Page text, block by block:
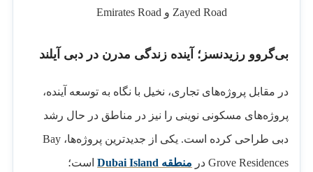
Zayed Road و Emirates Road
بی‌گروو رزیدنسز؛ آینده زندگی مدرن در دبی آیلند
در مقابل پروژه‌های تجاری، نخیل با نگاه به توسعه آینده،
پروژه‌های مسکونی نوینی را نیز در مناطق در حال رشد
دبی طراحی کرده است. یکی از جدیدترین پروژه‌ها، Bay
Grove Residences در
منطقه Dubai Island
است؛